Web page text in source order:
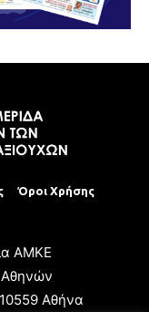
Όροι Χρήσης
ΑΜΚΕ
Αθήνα